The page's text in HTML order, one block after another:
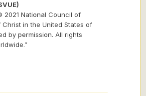
2021 National Council of
in the United States of
by permission. All rights